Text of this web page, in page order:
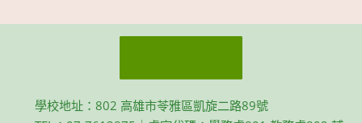
學校地址：802 高雄市苓雅區凱旋二路89號